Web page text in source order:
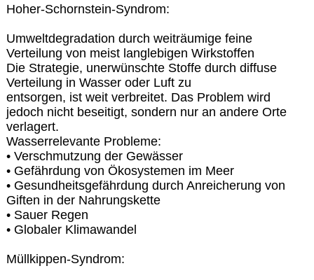
Hoher-Schornstein-Syndrom:
Umweltdegradation durch weiträumige feine
Verteilung von meist langlebigen Wirkstoffen
Die Strategie, unerwünschte Stoffe durch diffuse
Verteilung in Wasser oder Luft zu
entsorgen, ist weit verbreitet. Das Problem wird
jedoch nicht beseitigt, sondern nur an andere Orte
verlagert.
Wasserrelevante Probleme:
• Verschmutzung der Gewässer
• Gefährdung von Ökosystemen im Meer
• Gesundheitsgefährdung durch Anreicherung von
Giften in der Nahrungskette
• Sauer Regen
• Globaler Klimawandel
Müllkippen-Syndrom: